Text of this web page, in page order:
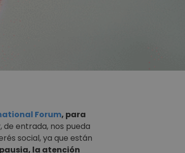
Forum, para
entrada, nos pueda
social, ya que están
la atención